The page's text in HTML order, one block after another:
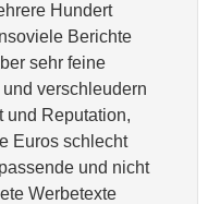
Hundert
Berichte
sehr feine
verschleudern
und Reputation,
Euros schlecht
und nicht
Werbetexte